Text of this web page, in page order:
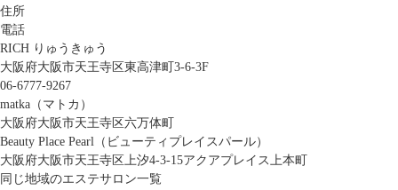
住所
電話
RICH りゅうきゅう
大阪府大阪市天王寺区東高津町3-6-3F
06-6777-9267
matka（マトカ）
大阪府大阪市天王寺区六万体町
Beauty Place Pearl（ビューティプレイスパール）
大阪府大阪市天王寺区上汐4-3-15アクアプレイス上本町
同じ地域のエステサロン一覧